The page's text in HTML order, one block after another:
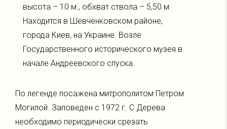
высота – 10 м., обхват ствола – 5,50 м.
Находится в Шевченковском районе,
города Киев, на Украине. Возле
Государственного исторического музея в
начале Андреевского спуска.
По легенде посажена митрополитом Петром
Могилой. Заповеден с 1972 г. С Дерева
необходимо периодически срезать